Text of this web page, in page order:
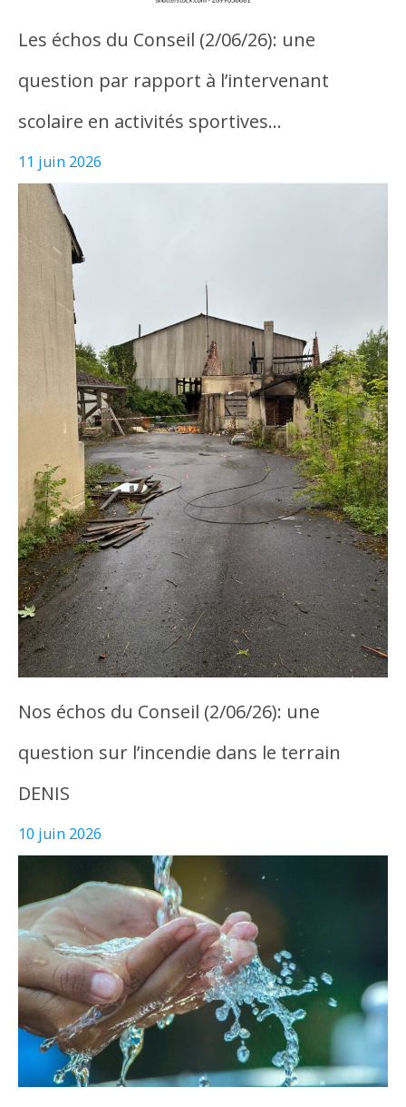
Les échos du Conseil (2/06/26): une
question par rapport à l’intervenant
scolaire en activités sportives…
11 juin 2026
Nos échos du Conseil (2/06/26): une
question sur l’incendie dans le terrain
DENIS
10 juin 2026